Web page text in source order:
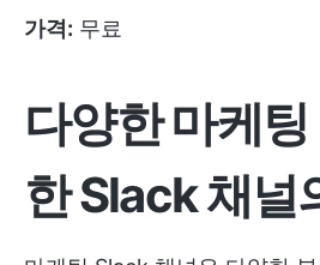
가격: 무료
다양한 마케
한 Slack 채널